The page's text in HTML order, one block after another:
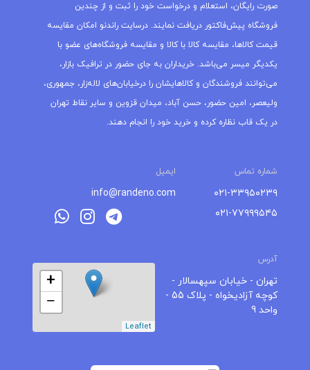
صورت رایگان، استعلام و درخواست خود را ثبت و از چندین
فروشگاه پیش‌فاکتور دریافت نمایند. درسایت راندنو امکان مقایسه
قیمت کالاها، مقایسه کالا با کالا و مقایسه فروشگاه‌های عضو با
یکدیگر میسر می‌باشد. خریداران به جای حضور در ترافیک بازار،
می‌توانند فروشندگان و کالاهایشان را درخیابان‌های لاله‌زار، جمهوری،
ولیعصر، امین حضور، حسن آباد، میدان قزوین و سایر نقاط تهران
در یک قاب نظاره کرده و خرید خود را انجام دهند.
شماره تماس ایمیل
۰۲۱-۳۳۹۵۰۲۳۹
۰۲۱-۷۷۹۹۹۵۴۵
info@randeno.com
آدرس
تهران - خیابان سپهسالار -
کوچه آزادیخواه - پلاک 55 -
واحد 9
+
−
Leaflet